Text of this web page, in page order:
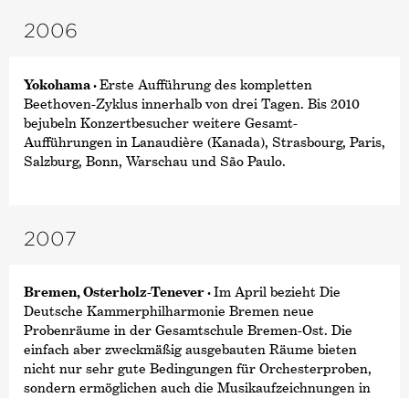
2006
Yokohama ·Erste Aufführung des kompletten
Beethoven-Zyklus innerhalb von drei Tagen. Bis 2010
bejubeln Konzertbesucher weitere Gesamt-
Aufführungen in Lanaudière (Kanada), Strasbourg, Paris,
Salzburg, Bonn, Warschau und São Paulo.
2007
Bremen, Osterholz-Tenever ·Im April bezieht Die
Deutsche Kammer­philharmonie Bremen neue
Probenräume in der Gesamtschule Bremen-Ost. Die
einfach aber zweckmäßig ausgebauten Räume bieten
nicht nur sehr gute Bedingungen für Orchesterproben,
sondern ermöglichen auch die Musikaufzeichnungen in